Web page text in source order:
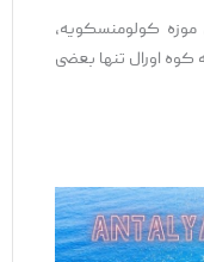
کولومنسکویه،
اورال تنها بعضی